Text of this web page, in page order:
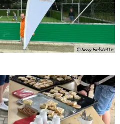
© Sissy Fielstette